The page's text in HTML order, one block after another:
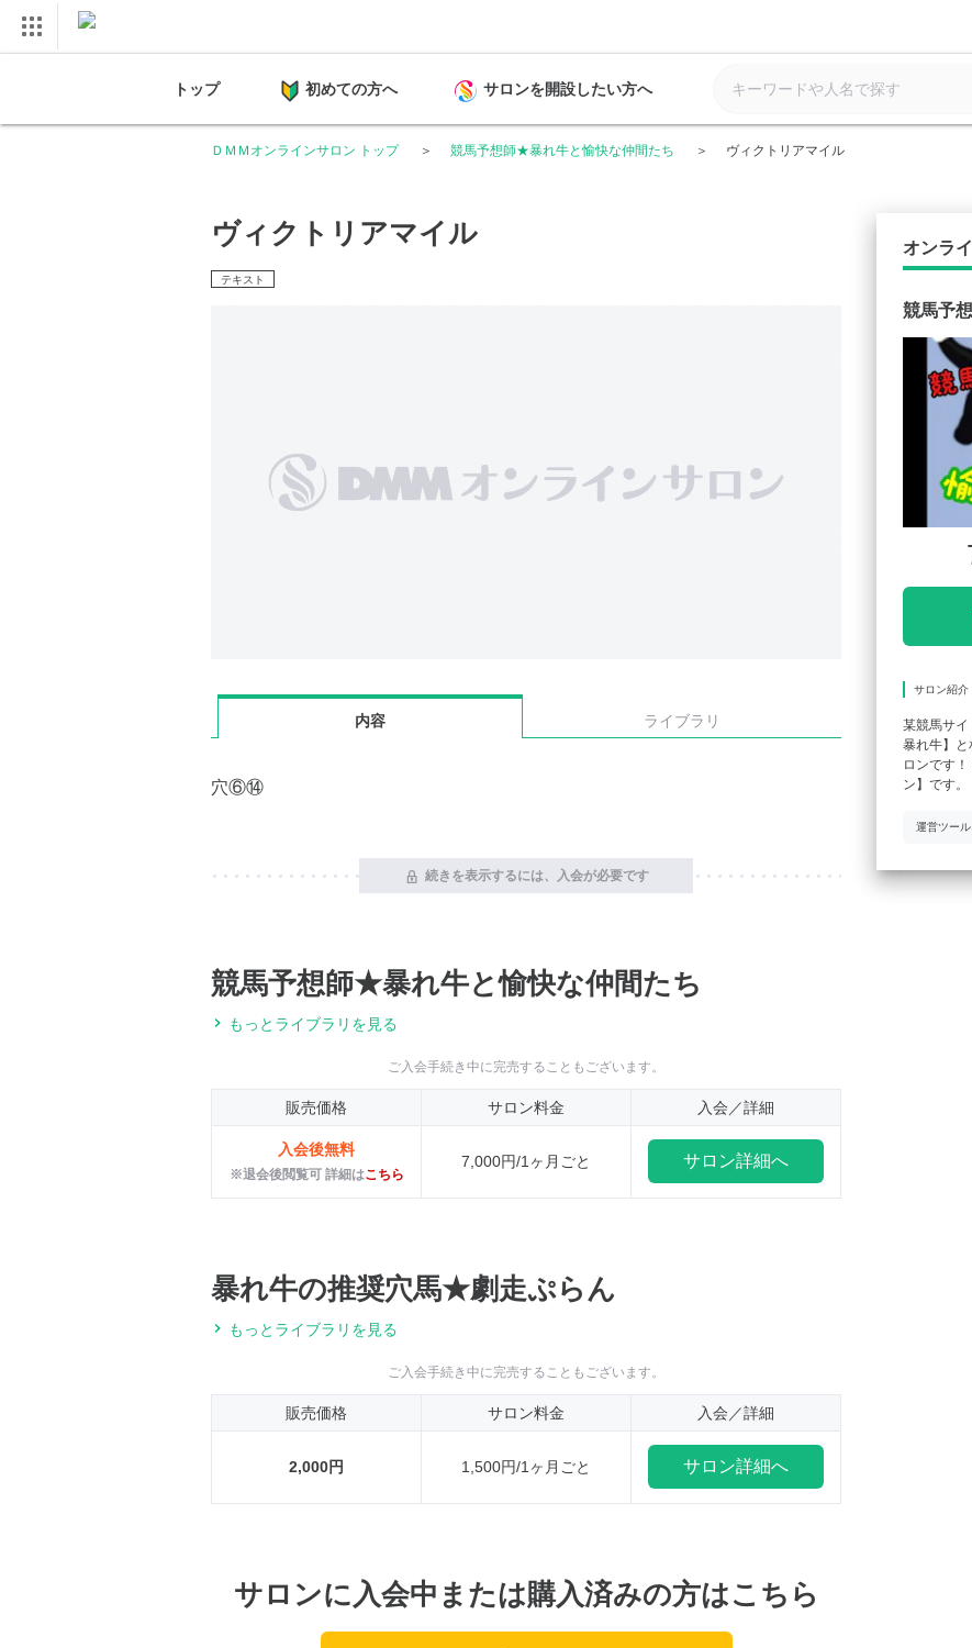
トップ 初めての方へ サロンを開設したい方へ
ＤＭＭオンラインサロン トップ 競馬予想師★暴れ牛と愉快な仲間たち ヴィクトリアマイル
ヴィクトリアマイル
テキスト
内容 ライブラリ
穴⑥⑭
続きを表示するには、入会が必要です
競馬予想師★暴れ牛と愉快な仲間たち
もっとライブラリを見る
ご入会手続き中に完売することもございます。
販売価格 サロン料金 入会／詳細
入会後無料
※退会後閲覧可 詳細はこちら
7,000円/1ヶ月ごと サロン詳細へ
暴れ牛の推奨穴馬★劇走ぷらん
もっとライブラリを見る
ご入会手続き中に完売することもございます。
販売価格 サロン料金 入会／詳細
2,000円 1,500円/1ヶ月ごと サロン詳細へ
サロンに入会中または購入済みの方はこちら
オンラ
競馬予
サロン紹介
某競馬サ
暴れ牛】
ロンです
ン】です。
運営ツール